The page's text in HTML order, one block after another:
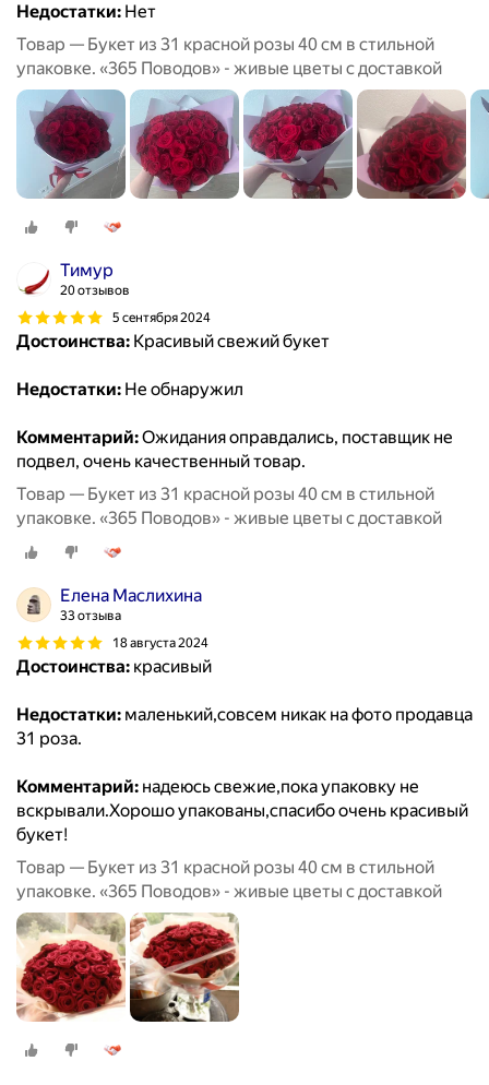
Недостатки: Нет
Товар — Букет из 31 красной розы 40 см в стильной
упаковке. «365 Поводов» - живые цветы с доставкой
Тимур
20 отзывов
5 сентября 2024
Достоинства: Красивый свежий букет
Недостатки: Не обнаружил
Комментарий:Ожидания оправдались, поставщик не
подвел, очень качественный товар.
Товар — Букет из 31 красной розы 40 см в стильной
упаковке. «365 Поводов» - живые цветы с доставкой
Елена Маслихина
33 отзыва
18 августа 2024
Достоинства: красивый
Недостатки: маленький,совсем никак на фото продавца
31 роза.
Комментарий: надеюсь свежие,пока упаковку не
вскрывали.Хорошо упакованы,спасибо очень красивый
букет!
Товар — Букет из 31 красной розы 40 см в стильной
упаковке. «365 Поводов» - живые цветы с доставкой